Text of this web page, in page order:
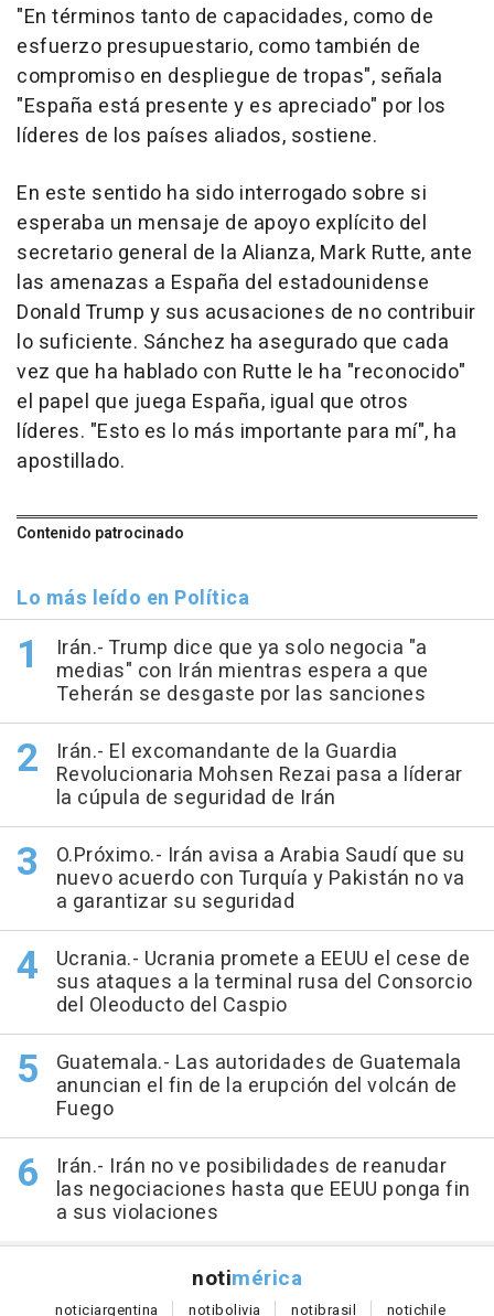
"En términos tanto de capacidades, como de
esfuerzo presupuestario, como también de
compromiso en despliegue de tropas", señala
"España está presente y es apreciado" por los
líderes de los países aliados, sostiene.
En este sentido ha sido interrogado sobre si
esperaba un mensaje de apoyo explícito del
secretario general de la Alianza, Mark Rutte, ante
las amenazas a España del estadounidense
Donald Trump y sus acusaciones de no contribuir
lo suficiente. Sánchez ha asegurado que cada
vez que ha hablado con Rutte le ha "reconocido"
el papel que juega España, igual que otros
líderes. "Esto es lo más importante para mí", ha
apostillado.
Contenido patrocinado
Lo más leído en Política
Irán.- Trump dice que ya solo negocia "a
medias" con Irán mientras espera a que
Teherán se desgaste por las sanciones
Irán.- El excomandante de la Guardia
Revolucionaria Mohsen Rezai pasa a líderar
la cúpula de seguridad de Irán
O.Próximo.- Irán avisa a Arabia Saudí que su
nuevo acuerdo con Turquía y Pakistán no va
a garantizar su seguridad
Ucrania.- Ucrania promete a EEUU el cese de
sus ataques a la terminal rusa del Consorcio
del Oleoducto del Caspio
Guatemala.- Las autoridades de Guatemala
anuncian el fin de la erupción del volcán de
Fuego
Irán.- Irán no ve posibilidades de reanudar
las negociaciones hasta que EEUU ponga fin
a sus violaciones
notimérica
noticiargentina notibolivia notibrasil notichile